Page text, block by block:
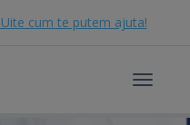
cum te putem ajuta!
Toggle